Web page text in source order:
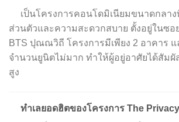
เป็นโครงการคอนโดมิเนียมขนาดกลาง
ส่วนตัวและความสะดวกสบาย ตั้งอยู่ในซอ
BTS ปุณณวิถี โครงการมีเพียง 2 อาคาร
จำนวนยูนิตไม่มาก ทำให้ผู้อยู่อาศัยได้สัมผั
สูง
ทำเลยอดฮิตของโครงการ The Privacy